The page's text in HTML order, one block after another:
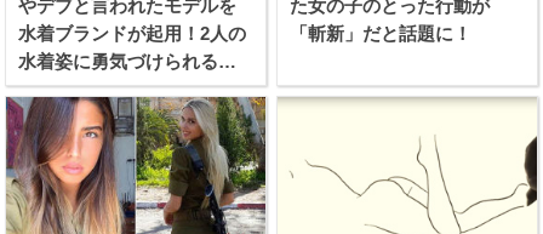
やデブと言われたモデルを
水着ブランドが起用！2人の
水着姿に勇気づけられる女
性続出！
た女の子のとった行動が
「斬新」だと話題に！